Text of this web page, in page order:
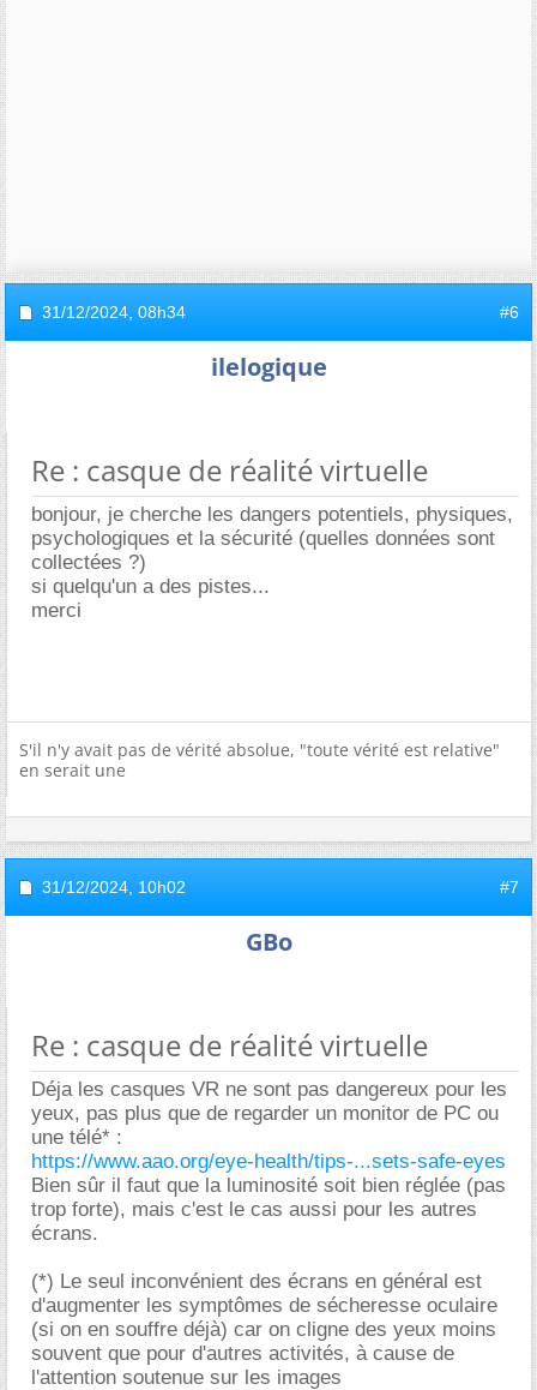
31/12/2024, 08h34 #6
ilelogique
Re : casque de réalité virtuelle
bonjour, je cherche les dangers potentiels, physiques,
psychologiques et la sécurité (quelles données sont
collectées ?)
si quelqu'un a des pistes...
merci
S'il n'y avait pas de vérité absolue, "toute vérité est relative"
en serait une
31/12/2024, 10h02 #7
GBo
Re : casque de réalité virtuelle
Déja les casques VR ne sont pas dangereux pour les
yeux, pas plus que de regarder un monitor de PC ou
une télé* :
https://www.aao.org/eye-health/tips-...sets-safe-eyes
Bien sûr il faut que la luminosité soit bien réglée (pas
trop forte), mais c'est le cas aussi pour les autres
écrans.
(*) Le seul inconvénient des écrans en général est
d'augmenter les symptômes de sécheresse oculaire
(si on en souffre déjà) car on cligne des yeux moins
souvent que pour d'autres activités, à cause de
l'attention soutenue sur les images